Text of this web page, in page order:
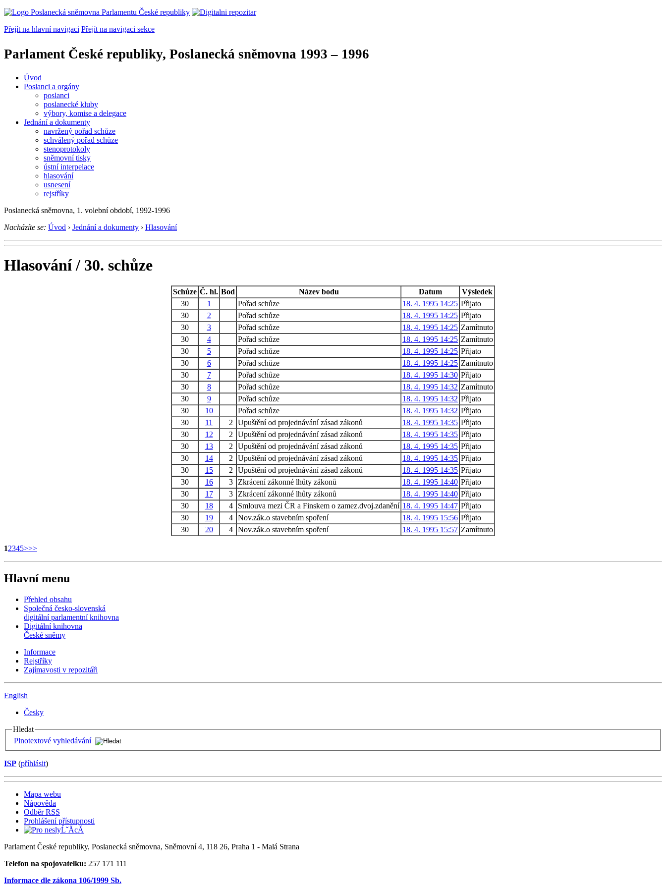
Přejít na hlavní navigaci Přejít na navigaci sekce
Parlament České republiky, Poslanecká sněmovna 1993 – 1996
Úvod
Poslanci a orgány
poslanci
poslanecké kluby
výbory, komise a delegace
Jednání a dokumenty
navržený pořad schůze
schválený pořad schůze
stenoprotokoly
sněmovní tisky
ústní interpelace
hlasování
usnesení
rejstříky
Poslanecká sněmovna, 1. volební období, 1992-1996
Nacházíte se: Úvod › Jednání a dokumenty › Hlasování
Hlasování / 30. schůze
Schůze Č. hl. Bod Název bodu Datum
Výsledek
30
1 Pořad schůze 18. 4. 1995 14:25 Přijato
30
2 Pořad schůze 18. 4. 1995 14:25 Přijato
30
3 Pořad schůze 18. 4. 1995 14:25 Zamítnuto
30
4 Pořad schůze 18. 4. 1995 14:25 Zamítnuto
30
5 Pořad schůze 18. 4. 1995 14:25 Přijato
30
6 Pořad schůze 18. 4. 1995 14:25 Zamítnuto
30
7 Pořad schůze 18. 4. 1995 14:30 Přijato
30
8 Pořad schůze 18. 4. 1995 14:32 Zamítnuto
30
9 Pořad schůze 18. 4. 1995 14:32 Přijato
30
10 Pořad schůze 18. 4. 1995 14:32 Přijato
30
11 2 Upuštění od projednávání zásad zákonů 18. 4. 1995 14:35 Přijato
30
12 2 Upuštění od projednávání zásad zákonů 18. 4. 1995 14:35 Přijato
30
13 2 Upuštění od projednávání zásad zákonů 18. 4. 1995 14:35 Přijato
30
14 2 Upuštění od projednávání zásad zákonů 18. 4. 1995 14:35 Přijato
30
15 2 Upuštění od projednávání zásad zákonů 18. 4. 1995 14:35 Přijato
30
16 3 Zkrácení zákonné lhůty zákonů 18. 4. 1995 14:40 Přijato
30
17 3 Zkrácení zákonné lhůty zákonů 18. 4. 1995 14:40 Přijato
30
18 4 Smlouva mezi ČR a Finskem o zamez.dvoj.zdanění 18. 4. 1995 14:47 Přijato
30
19 4 Nov.zák.o stavebním spoření 18. 4. 1995 15:56 Přijato
30
20 4 Nov.zák.o stavebním spoření 18. 4. 1995 15:57 Zamítnuto
12345>>>
Hlavní menu
Přehled obsahu
Společná česko-slovenská
digitální parlamentní knihovna
Digitální knihovna
České sněmy
Informace
Rejstříky
Zajímavosti v repozitáři
English
Česky
Hledat
Plnotextové vyhledávání
ISP (příhlásit)
Mapa webu
Nápověda
Odběr RSS
Prohlášení přístupnosti
Parlament České republiky, Poslanecká sněmovna, Sněmovní 4, 118 26, Praha 1 - Malá Strana
Telefon na spojovatelku: 257 171 111
Informace dle zákona 106/1999 Sb.